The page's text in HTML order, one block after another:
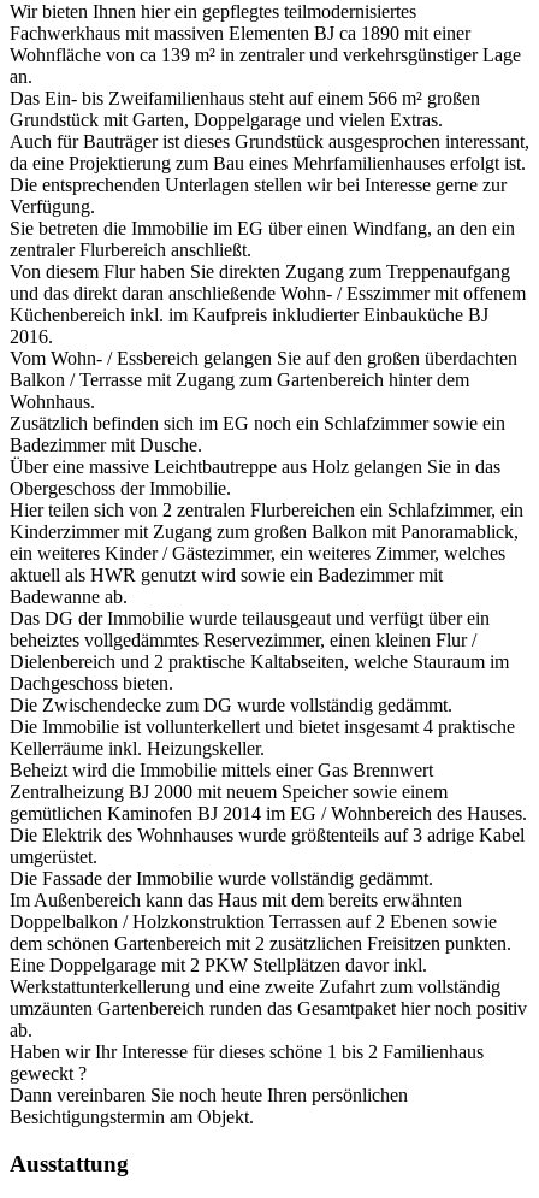
Wir bieten Ihnen hier ein gepflegtes teilmodernisiertes
Fachwerkhaus mit massiven Elementen BJ ca 1890 mit einer
Wohnfläche von ca 139 m² in zentraler und verkehrsgünstiger Lage
an.
Das Ein- bis Zweifamilienhaus steht auf einem 566 m² großen
Grundstück mit Garten, Doppelgarage und vielen Extras.
Auch für Bauträger ist dieses Grundstück ausgesprochen interessant,
da eine Projektierung zum Bau eines Mehrfamilienhauses erfolgt ist.
Die entsprechenden Unterlagen stellen wir bei Interesse gerne zur
Verfügung.
Sie betreten die Immobilie im EG über einen Windfang, an den ein
zentraler Flurbereich anschließt.
Von diesem Flur haben Sie direkten Zugang zum Treppenaufgang
und das direkt daran anschließende Wohn- / Esszimmer mit offenem
Küchenbereich inkl. im Kaufpreis inkludierter Einbauküche BJ
2016.
Vom Wohn- / Essbereich gelangen Sie auf den großen überdachten
Balkon / Terrasse mit Zugang zum Gartenbereich hinter dem
Wohnhaus.
Zusätzlich befinden sich im EG noch ein Schlafzimmer sowie ein
Badezimmer mit Dusche.
Über eine massive Leichtbautreppe aus Holz gelangen Sie in das
Obergeschoss der Immobilie.
Hier teilen sich von 2 zentralen Flurbereichen ein Schlafzimmer, ein
Kinderzimmer mit Zugang zum großen Balkon mit Panoramablick,
ein weiteres Kinder / Gästezimmer, ein weiteres Zimmer, welches
aktuell als HWR genutzt wird sowie ein Badezimmer mit
Badewanne ab.
Das DG der Immobilie wurde teilausgeaut und verfügt über ein
beheiztes vollgedämmtes Reservezimmer, einen kleinen Flur /
Dielenbereich und 2 praktische Kaltabseiten, welche Stauraum im
Dachgeschoss bieten.
Die Zwischendecke zum DG wurde vollständig gedämmt.
Die Immobilie ist vollunterkellert und bietet insgesamt 4 praktische
Kellerräume inkl. Heizungskeller.
Beheizt wird die Immobilie mittels einer Gas Brennwert
Zentralheizung BJ 2000 mit neuem Speicher sowie einem
gemütlichen Kaminofen BJ 2014 im EG / Wohnbereich des Hauses.
Die Elektrik des Wohnhauses wurde größtenteils auf 3 adrige Kabel
umgerüstet.
Die Fassade der Immobilie wurde vollständig gedämmt.
Im Außenbereich kann das Haus mit dem bereits erwähnten
Doppelbalkon / Holzkonstruktion Terrassen auf 2 Ebenen sowie
dem schönen Gartenbereich mit 2 zusätzlichen Freisitzen punkten.
Eine Doppelgarage mit 2 PKW Stellplätzen davor inkl.
Werkstattunterkellerung und eine zweite Zufahrt zum vollständig
umzäunten Gartenbereich runden das Gesamtpaket hier noch positiv
ab.
Haben wir Ihr Interesse für dieses schöne 1 bis 2 Familienhaus
geweckt ?
Dann vereinbaren Sie noch heute Ihren persönlichen
Besichtigungstermin am Objekt.
Ausstattung